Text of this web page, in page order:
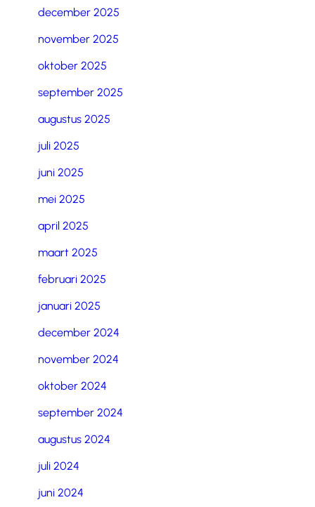
december 2025
november 2025
oktober 2025
september 2025
augustus 2025
juli 2025
juni 2025
mei 2025
april 2025
maart 2025
februari 2025
januari 2025
december 2024
november 2024
oktober 2024
september 2024
augustus 2024
juli 2024
juni 2024